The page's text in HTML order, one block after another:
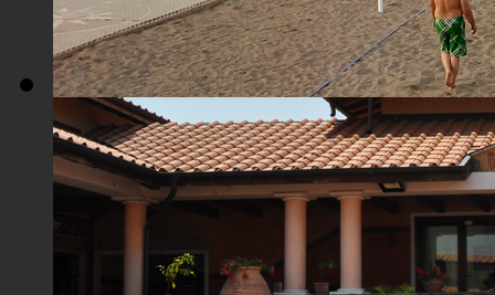
Плажа "Топољар" - Терени на песку